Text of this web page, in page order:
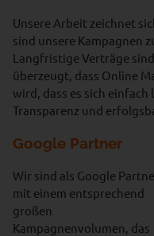
Unsere Arbeit zeichnet
sind unsere Kampagnen
Langfristige Verträge
überzeugt, dass Online
wird, dass es sich
Transparenz und
Google Partner
Wir sind als Google
mit einem entsprechend
großen
Kampagnenvolumen, das